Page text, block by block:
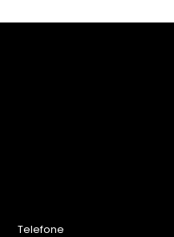
Telefone